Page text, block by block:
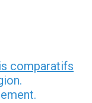
comparatifs